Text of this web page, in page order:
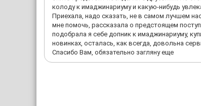
колоду к имаджинариуму и какую-нибудь
Приехала, надо сказать, не в самом лучшем
мне помочь, рассказала о предстоящем
подобрала я себе допник к имаджинариуму,
новинках, осталась, как всегда, довольна
Спасибо Вам, обязательно загляну еще